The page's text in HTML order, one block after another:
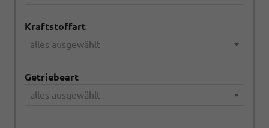
Kraftstoffart
alles ausgewählt
Getriebeart
alles ausgewählt